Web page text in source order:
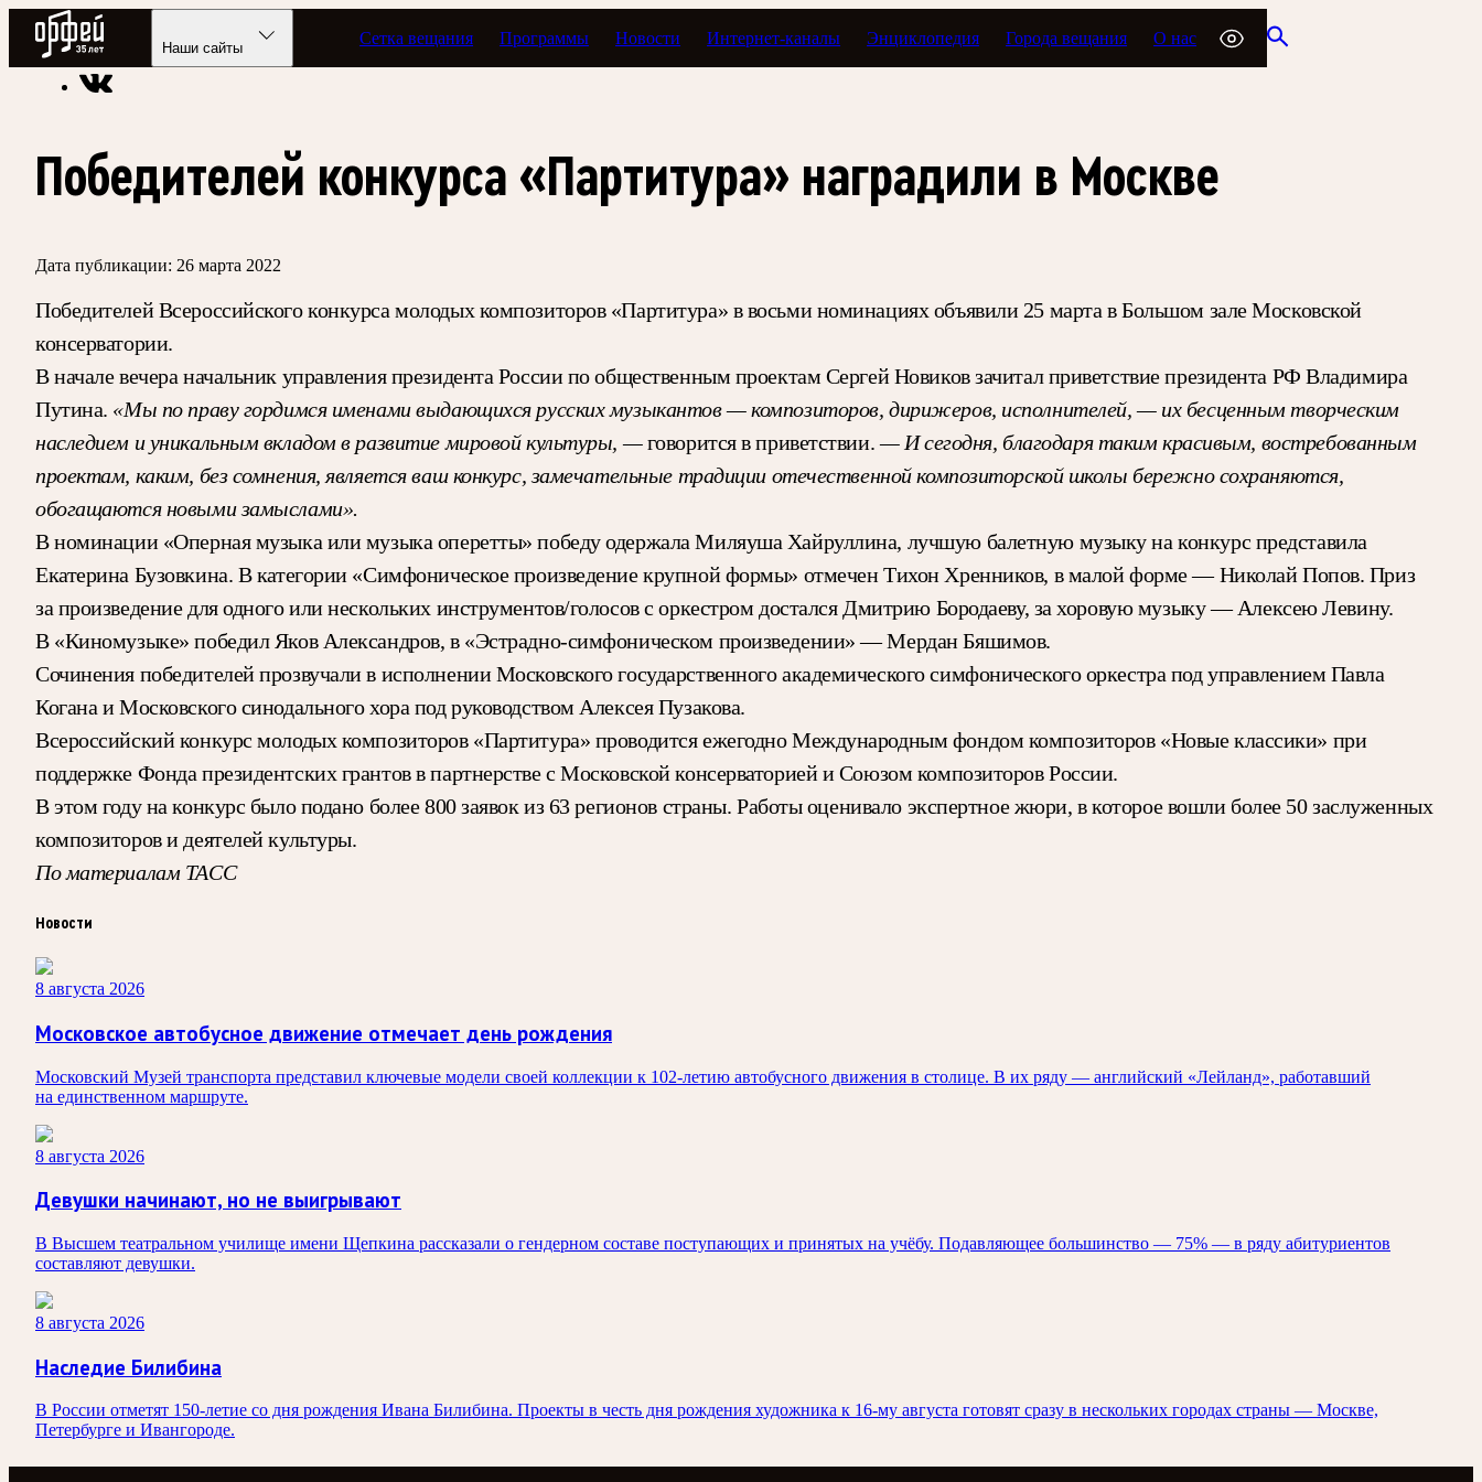
Радио Орфей
Наши сайты
Сетка вещания Программы Новости Интернет-каналы Энциклопедия Города вещания О нас
Радио классической музыки «Орфей» Новости
Победителей конкурса «Партитура» наградили в Москве
Дата публикации: 26 марта 2022
Победителей Всероссийского конкурса молодых композиторов «Партитура» в восьми номинациях объявили 25 марта в Большом зале Московской
консерватории.
В начале вечера начальник управления президента России по общественным проектам Сергей Новиков зачитал приветствие президента РФ Владимира
Путина. «Мы по праву гордимся именами выдающихся русских музыкантов — композиторов, дирижеров, исполнителей, — их бесценным творческим
наследием и уникальным вкладом в развитие мировой культуры, —говорится в приветствии.— И сегодня, благодаря таким красивым, востребованным
проектам, каким, без сомнения, является ваш конкурс, замечательные традиции отечественной композиторской школы бережно сохраняются,
обогащаются новыми замыслами».
В номинации «Оперная музыка или музыка оперетты» победу одержала Миляуша Хайруллина, лучшую балетную музыку на конкурс представила
Екатерина Бузовкина. В категории «Симфоническое произведение крупной формы» отмечен Тихон Хренников, в малой форме — Николай Попов. Приз
за произведение для одного или нескольких инструментов/голосов с оркестром достался Дмитрию Бородаеву, за хоровую музыку — Алексею Левину.
В «Киномузыке» победил Яков Александров, в «Эстрадно-симфоническом произведении» — Мердан Бяшимов.
Сочинения победителей прозвучали в исполнении Московского государственного академического симфонического оркестра под управлением Павла
Когана и Московского синодального хора под руководством Алексея Пузакова.
Всероссийский конкурс молодых композиторов «Партитура» проводится ежегодно Международным фондом композиторов «Новые классики» при
поддержке Фонда президентских грантов в партнерстве с Московской консерваторией и Союзом композиторов России.
В этом году на конкурс было подано более 800 заявок из 63 регионов страны. Работы оценивало экспертное жюри, в которое вошли более 50 заслуженных
композиторов и деятелей культуры.
По материалам ТАСС
Новости
8 августа 2026
Московское автобусное движение отмечает день рождения
Московский Музей транспорта представил ключевые модели своей коллекции к 102-летию автобусного движения в столице. В их ряду — английский «Лейланд», работавший
на единственном маршруте.
8 августа 2026
Девушки начинают, но не выигрывают
В Высшем театральном училище имени Щепкина рассказали о гендерном составе поступающих и принятых на учёбу. Подавляющее большинство — 75% — в ряду абитуриентов
составляют девушки.
8 августа 2026
Наследие Билибина
В России отметят 150-летие со дня рождения Ивана Билибина. Проекты в честь дня рождения художника к 16-му августа готовят сразу в нескольких городах страны — Москве,
Петербурге и Ивангороде.